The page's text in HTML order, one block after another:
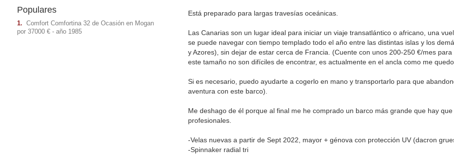
Populares
1.
Comfort Comfortina 32 de Ocasión en Mogan
por 37000 € - año 1985
Está preparado para largas travesías oceánicas.
Las Canarias son un lugar ideal para iniciar un viaje transatlántico o africano, una
se puede navegar con tiempo templado todo el año entre las distintas islas y los
y Azores), sin dejar de estar cerca de Francia. (Cuente con unos 200-250 €/mes
este tamaño no son difíciles de encontrar, es actualmente en el ancla como me
Si es necesario, puedo ayudarte a cogerlo en mano y transportarlo para que
aventura con este barco).
Me deshago de él porque al final me he comprado un barco más grande que hay
profesionales.
-Velas nuevas a partir de Sept 2022, mayor + génova con protección UV (dacron
-Spinnaker radial tri